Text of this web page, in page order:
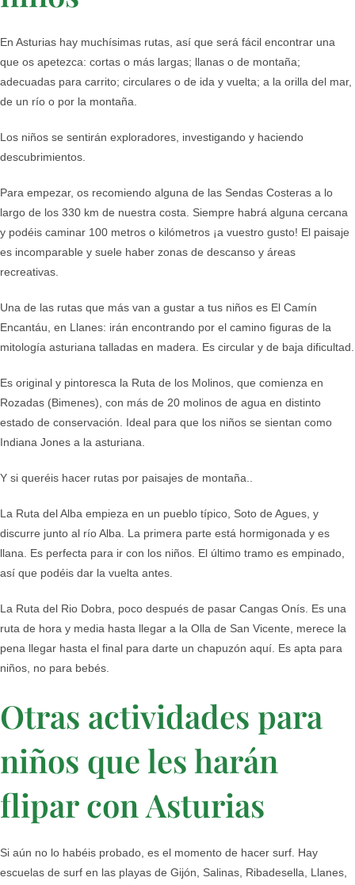
En Asturias hay muchísimas rutas, así que será fácil encontrar una
que os apetezca: cortas o más largas; llanas o de montaña;
adecuadas para carrito; circulares o de ida y vuelta; a la orilla del mar,
de un río o por la montaña.
Los niños se sentirán exploradores, investigando y haciendo
descubrimientos.
Para empezar, os recomiendo alguna de las Sendas Costeras a lo
largo de los 330 km de nuestra costa. Siempre habrá alguna cercana
y podéis caminar 100 metros o kilómetros ¡a vuestro gusto! El paisaje
es incomparable y suele haber zonas de descanso y áreas
recreativas.
Una de las rutas que más van a gustar a tus niños es El Camín
Encantáu, en Llanes: irán encontrando por el camino figuras de la
mitología asturiana talladas en madera. Es circular y de baja dificultad.
Es original y pintoresca la Ruta de los Molinos, que comienza en
Rozadas (Bimenes), con más de 20 molinos de agua en distinto
estado de conservación. Ideal para que los niños se sientan como
Indiana Jones a la asturiana.
Y si queréis hacer rutas por paisajes de montaña..
La Ruta del Alba empieza en un pueblo típico, Soto de Agues, y
discurre junto al río Alba. La primera parte está hormigonada y es
llana. Es perfecta para ir con los niños. El último tramo es empinado,
así que podéis dar la vuelta antes.
La Ruta del Rio Dobra, poco después de pasar Cangas Onís. Es una
ruta de hora y media hasta llegar a la Olla de San Vicente, merece la
pena llegar hasta el final para darte un chapuzón aquí. Es apta para
niños, no para bebés.
Otras actividades para
niños que les harán
flipar con Asturias
Si aún no lo habéis probado, es el momento de hacer surf. Hay
escuelas de surf en las playas de Gijón, Salinas, Ribadesella, Llanes,